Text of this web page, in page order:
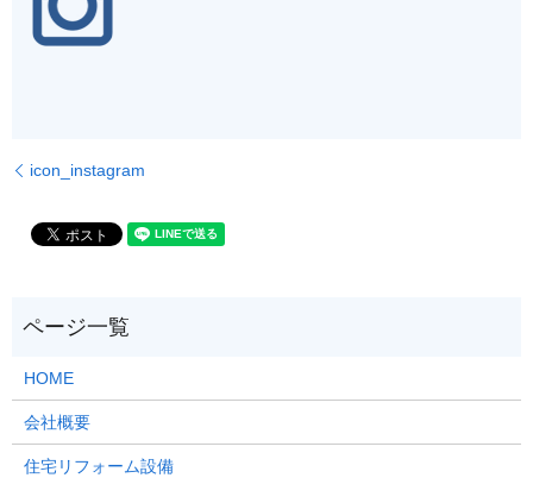
icon_instagram
HOME
会社概要
住宅リフォーム設備